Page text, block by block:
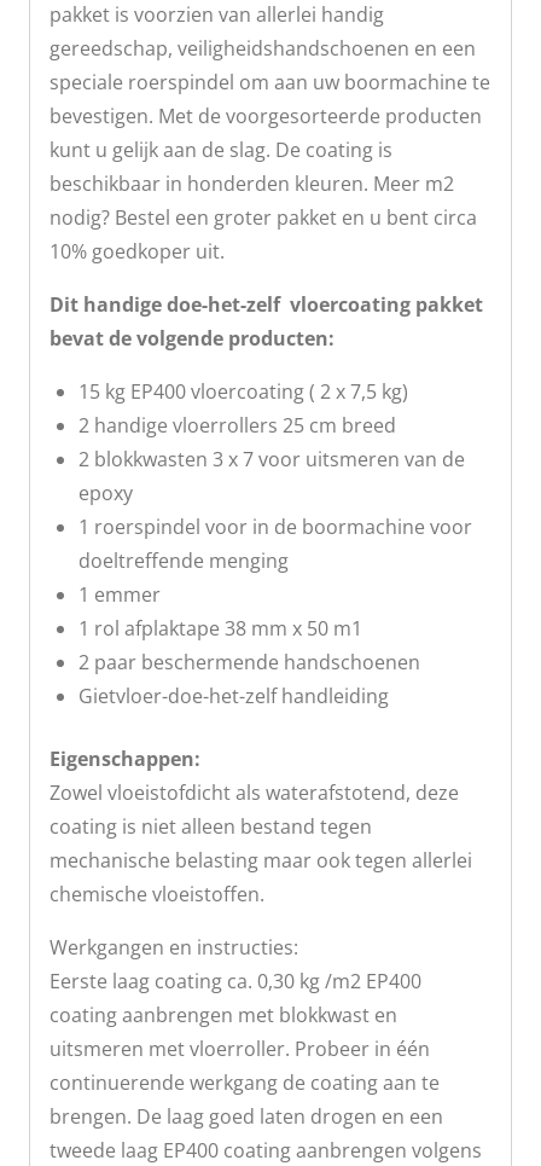
pakket is voorzien van allerlei handig
gereedschap, veiligheidshandschoenen en een
speciale roerspindel om aan uw boormachine te
bevestigen. Met de voorgesorteerde producten
kunt u gelijk aan de slag. De coating is
beschikbaar in honderden kleuren. Meer m2
nodig? Bestel een groter pakket en u bent circa
10% goedkoper uit.
Dit handige doe-het-zelf vloercoating pakket
bevat de volgende producten:
15 kg EP400 vloercoating ( 2 x 7,5 kg)
2 handige vloerrollers 25 cm breed
2 blokkwasten 3 x 7 voor uitsmeren van de
epoxy
1 roerspindel voor in de boormachine voor
doeltreffende menging
1 emmer
1 rol afplaktape 38 mm x 50 m1
2 paar beschermende handschoenen
Gietvloer-doe-het-zelf handleiding
Eigenschappen:
Zowel vloeistofdicht als waterafstotend, deze
coating is niet alleen bestand tegen
mechanische belasting maar ook tegen allerlei
chemische vloeistoffen.
Werkgangen en instructies:
Eerste laag coating ca. 0,30 kg /m2 EP400
coating aanbrengen met blokkwast en
uitsmeren met vloerroller. Probeer in één
continuerende werkgang de coating aan te
brengen. De laag goed laten drogen en een
tweede laag EP400 coating aanbrengen volgens